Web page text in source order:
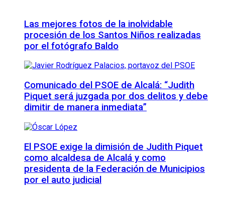
Las mejores fotos de la inolvidable
procesión de los Santos Niños realizadas
por el fotógrafo Baldo
Comunicado del PSOE de Alcalá: “Judith
Piquet será juzgada por dos delitos y debe
dimitir de manera inmediata”
El PSOE exige la dimisión de Judith Piquet
como alcaldesa de Alcalá y como
presidenta de la Federación de Municipios
por el auto judicial